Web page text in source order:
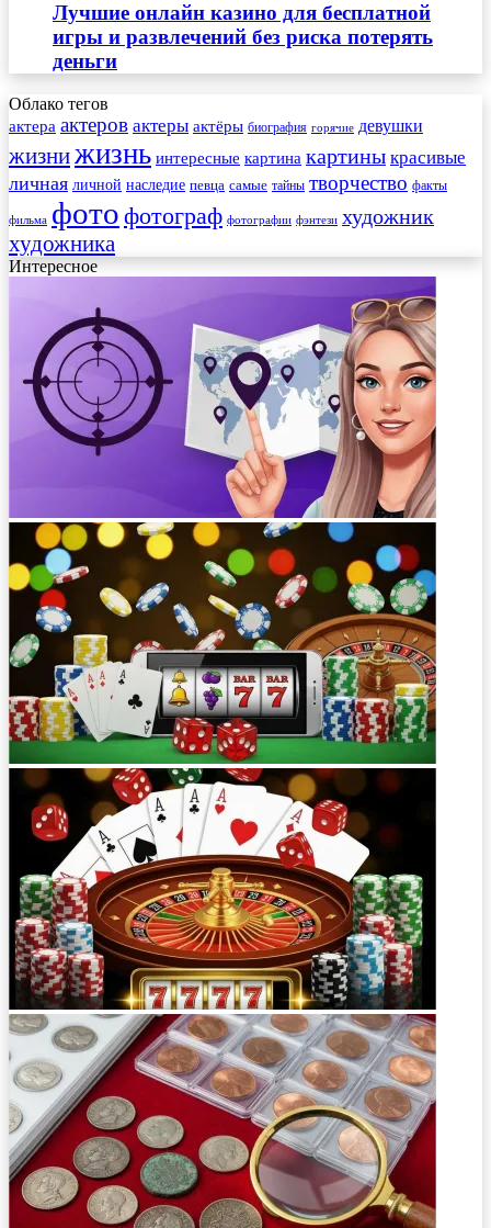
Лучшие онлайн казино для бесплатной
игры и развлечений без риска потерять
деньги
Облако тегов
актера актеров актеры актёры биография горячие девушки
жизнижизнь интересные картина картины красивые
личная личной наследие певца самые тайны творчество факты
фильма фото фотограф фотографии фэнтези художник
художника
Интересное